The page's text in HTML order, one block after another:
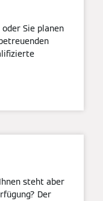
Sie planen
steht aber
Der